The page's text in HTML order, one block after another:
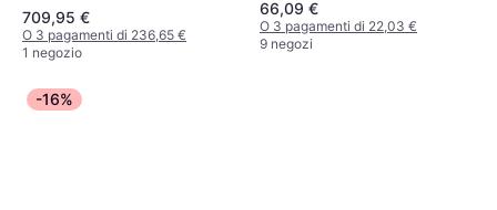
709,95 €
O 3 pagamenti di 236,65 €
1 negozio
66,09 €
O 3 pagamenti di 22,03 €
9 negozi
-16%